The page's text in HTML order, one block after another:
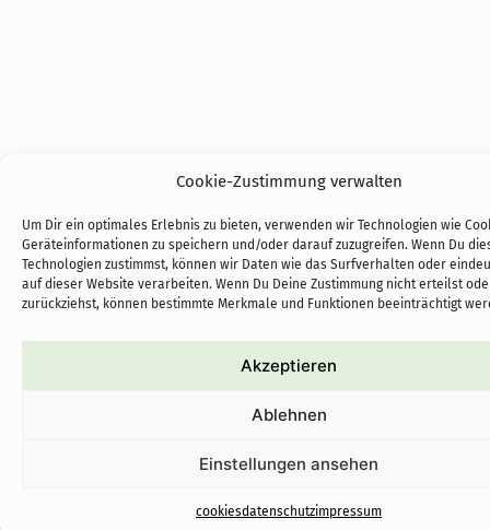
Cookie-Zustimmung verwalten
Um Dir ein optimales Erlebnis zu bieten, verwenden wir Technologien wie
Geräteinformationen zu speichern und/oder darauf zuzugreifen. Wenn Du
Technologien zustimmst, können wir Daten wie das Surfverhalten oder
auf dieser Website verarbeiten. Wenn Du Deine Zustimmung nicht erteilst
zurückziehst, können bestimmte Merkmale und Funktionen beeinträchtigt
Akzeptieren
Ablehnen
Einstellungen ansehen
cookiesdatenschutzimpressum